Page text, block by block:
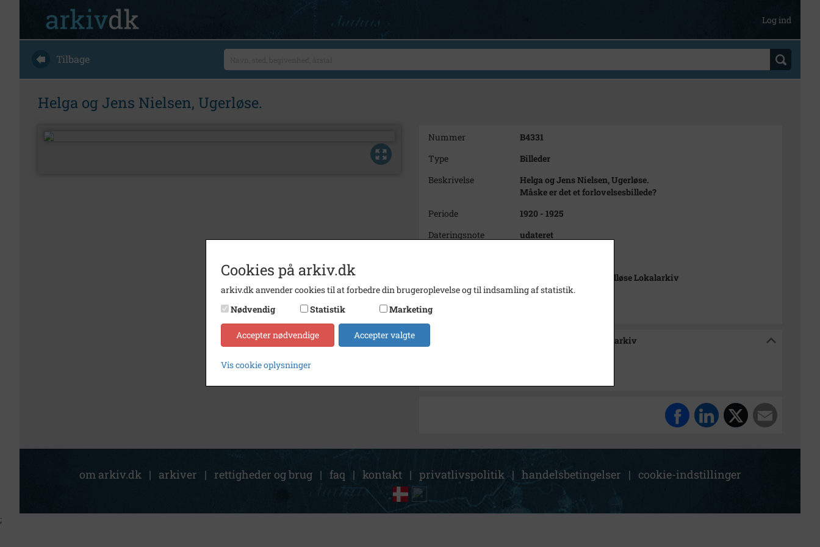
Log ind
Tilbage
Helga og Jens Nielsen, Ugerløse.
Nummer
B4331
Type
Billeder
Beskrivelse
Helga og Jens Nielsen, Ugerløse.
Måske er det et forlovelsesbillede?
Periode
1920 - 1925
Dateringsnote
udateret
Holbæk-Arkiverne / Tølløse Lokalarkiv
Søg videre i Holbæk-Arkiverne / Tølløse Lokalarkiv
om arkiv.dk | arkiver | rettigheder og brug | faq | kontakt | privatlivspolitik | handelsbetingelser | cookie-indstillinger
Cookies på arkiv.dk
arkiv.dk anvender cookies til at forbedre din brugeroplevelse og til indsamling af statistik.
Nødvendig
Statistik Marketing
Accepter nødvendige Accepter valgte
Vis cookie oplysninger
;